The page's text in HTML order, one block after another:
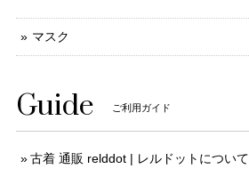
マスク
Guide ご利用ガイド
古着 通販 relddot | レルドットについて